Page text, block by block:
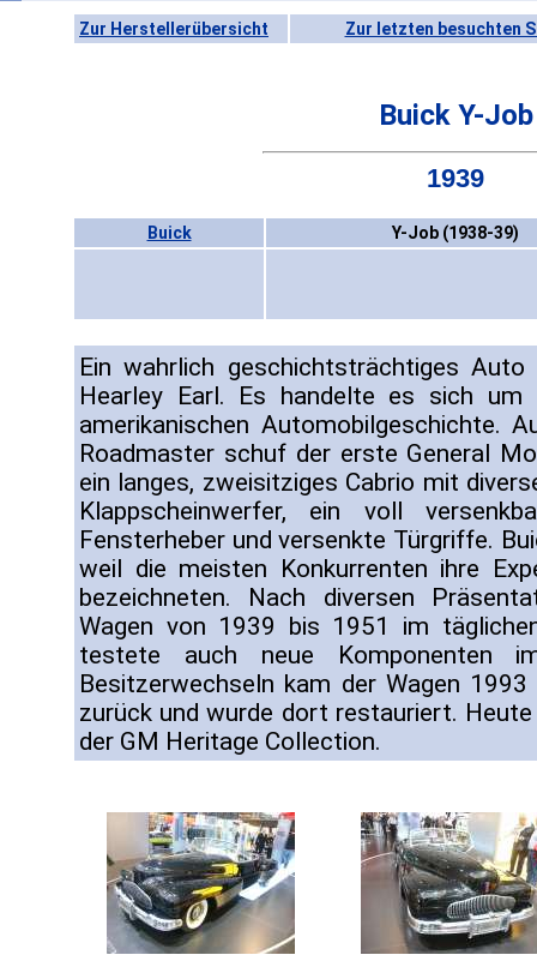
Zur Herstellerübersicht Zur letzten besuchten
Buick Y-Job
1939
Buick Y-Job (1938-39)
Ein wahrlich geschichtsträchtiges
Hearley Earl. Es handelte es sich um
amerikanischen Automobilgeschichte.
Roadmaster schuf der erste General
ein langes, zweisitziges Cabrio mit
Klappscheinwerfer, ein voll
Fensterheber und versenkte Türgriffe.
weil die meisten Konkurrenten ihre
bezeichneten. Nach diversen
Wagen von 1939 bis 1951 im
testete auch neue Komponenten
Besitzerwechseln kam der Wagen
zurück und wurde dort restauriert.
der GM Heritage Collection.